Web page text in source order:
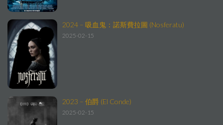
2024 – 吸血鬼：諾斯費拉圖 (Nosferatu)
2025-02-15
2023 – 伯爵 (El Conde)
2025-02-15